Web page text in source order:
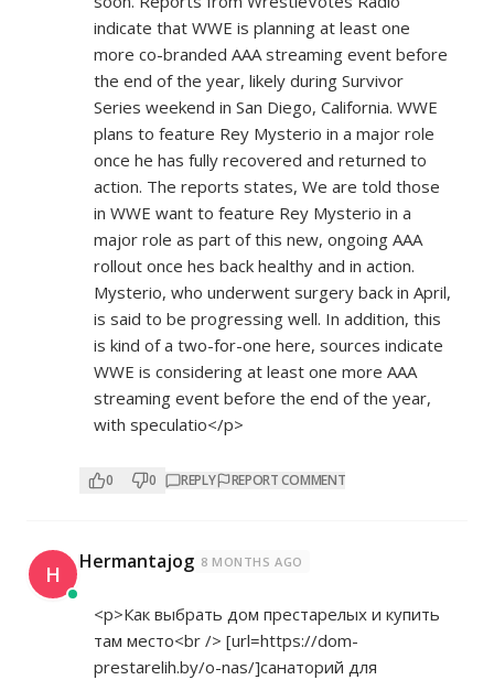
indicate that WWE is planning at least one
more co-branded AAA streaming event before
the end of the year, likely during Survivor
Series weekend in San Diego, California. WWE
plans to feature Rey Mysterio in a major role
once he has fully recovered and returned to
action. The reports states, We are told those
in WWE want to feature Rey Mysterio in a
major role as part of this new, ongoing AAA
rollout once hes back healthy and in action.
Mysterio, who underwent surgery back in April,
is said to be progressing well. In addition, this
is kind of a two-for-one here, sources indicate
WWE is considering at least one more AAA
streaming event before the end of the year,
with speculatio</p>
0 0 REPLY REPORT COMMENT
H Hermantajog 8 MONTHS AGO
<p>Как выбрать дом престарелых и купить
там место<br /> [url=https://dom-
prestarelih.by/o-nas/]санаторий для